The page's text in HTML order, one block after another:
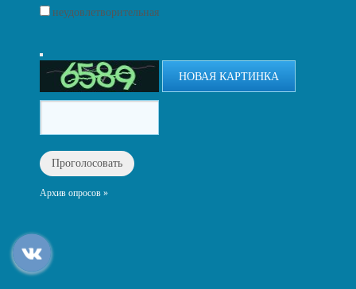
неудовлетворительная
НОВАЯ КАРТИНКА
Архив опросов »